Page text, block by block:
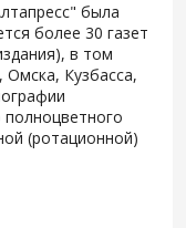
была
более 30 газет
в том
Омска, Кузбасса,
полноцветного
(ротационной)